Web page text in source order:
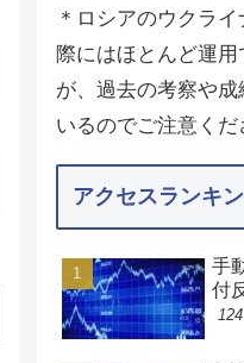
＊ロシアのウクラ
際にはほとんど運
が、過去の考察や
いるのでご注意くだ
アクセスランキ
手
付